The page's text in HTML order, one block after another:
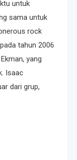
untuk
sama untuk
rock
tahun 2006
yang
Isaac
dari grup,